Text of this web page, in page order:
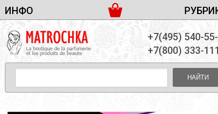
ИНФО
ДОСТАВКА И ОПЛАТА
ПАРТНЕРСТВО
КОНТАКТЫ
ЖЕНСКАЯ ПАРФЮМЕРИЯ
МУЖСКАЯ ПАРФЮМЕРИЯ
УНИСЕКС ПАРФЮМЕРИЯ
ЖЕНСКИЕ НАБОРЫ
МУЖСКИЕ НАБОРЫ
+7(495) 540-
+7(800) 333-
НАЙТИ